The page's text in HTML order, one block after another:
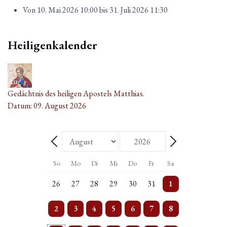
Von 10. Mai 2026 10:00bis 31. Juli 2026 11:30
Heiligenkalender
09
Aug.
Gedächtnis des heiligen Apostels Matthias.
Datum:09. August 2026
Zurück - Monat
Monat
Weiter - Monat
So Mo Di Mi Do Fr Sa
26
5 Veranstaltungen
27
Einzelne Veranstaltung
28
2 Veranstaltungen
29
Einzelne Veranstaltung
30
2 Veranstaltungen
31
Einzelne Veranstaltung
1
5 Veranstaltungen
2
4 Veranstaltungen
3
3 Veranstaltungen
4
3 Veranstaltungen
5
4 Veranstaltungen
6
4 Veranstaltungen
7
3 Veranstaltungen
8
5 Veranstaltungen